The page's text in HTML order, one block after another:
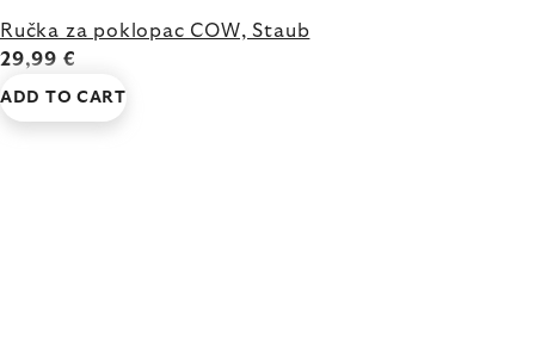
Ručka za poklopac COW, Staub
29,99 €
ADD TO CART